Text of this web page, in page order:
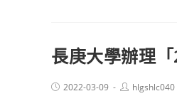
長庚大學辦理
Post2022-03-09
Posthlgshlc040